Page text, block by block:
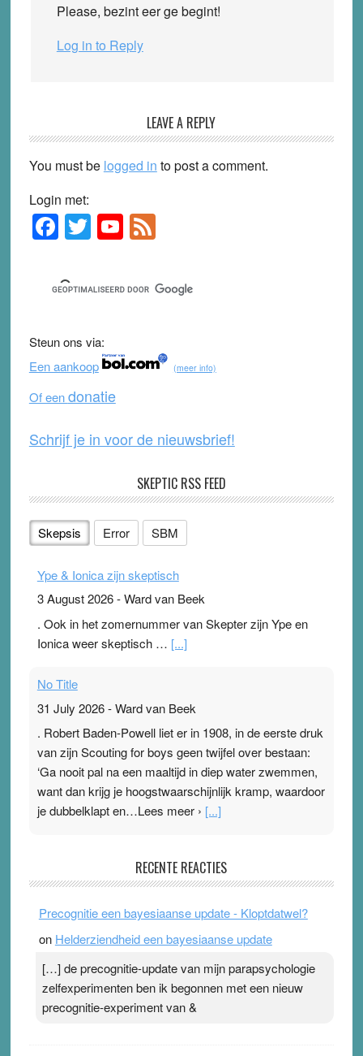
Please, bezint eer ge begint!
Log in to Reply
LEAVE A REPLY
You must be logged in to post a comment.
Login met:
Primary
Sidebar
F
a
c
e
b
o
o
k
T
wi
tt
er
Y
o
u
T
b
e
F
e
d
Steun ons via:
Een aankoop
(meer info)
Of eendonatie
Schrijf je in voor de nieuwsbrief!
SKEPTIC RSS FEED
Skepsis Error SBM
Ype & Ionica zijn skeptisch
3 August 2026-Ward van Beek
. Ook in het zomernummer van Skepter zijn Ype en
Ionica weer skeptisch … [...]
No Title
31 July 2026-Ward van Beek
. Robert Baden-Powell liet er in 1908, in de eerste druk
van zijn Scouting for boys geen twijfel over bestaan:
‘Ga nooit pal na een maaltijd in diep water zwemmen,
want dan krijg je hoogstwaarschijnlijk kramp, waardoor
je dubbelklapt en…Lees meer › [...]
Ward van Beek
topsporters. Ze hopen ermee hun hartslag te verlagen
terwijl ze meer zuurstof opnemen. Daarop heeft zo’n
ademen’ kan goud waard zijn. Door…Lees meer
Pleisterplakkers in de topspsort ›[...]
RECENTE REACTIES
Precognitie een bayesiaanse update - Kloptdatwel?
on Helderziendheid een bayesiaanse update
[…] de precognitie-update van mijn parapsychologie
zelfexperimenten ben ik begonnen met een nieuw
precognitie-experiment van &